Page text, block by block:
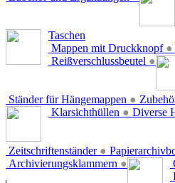
Taschen
Mappen mit Druckknopf ●
Reißverschlussbeutel ●
Ständer für Hängemappen ●
Klarsichthüllen ● Diverse
Zeitschriftenständer ●
Archivierungsklammern ●